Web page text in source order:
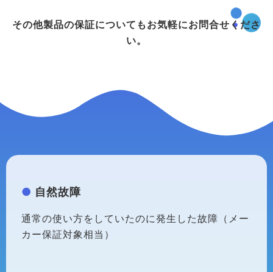
その他製品の保証についても お気軽にお問合せくださ
い。
自然故障
通常の使い方をしていたのに発生した故障（メー
カー保証対象相当）